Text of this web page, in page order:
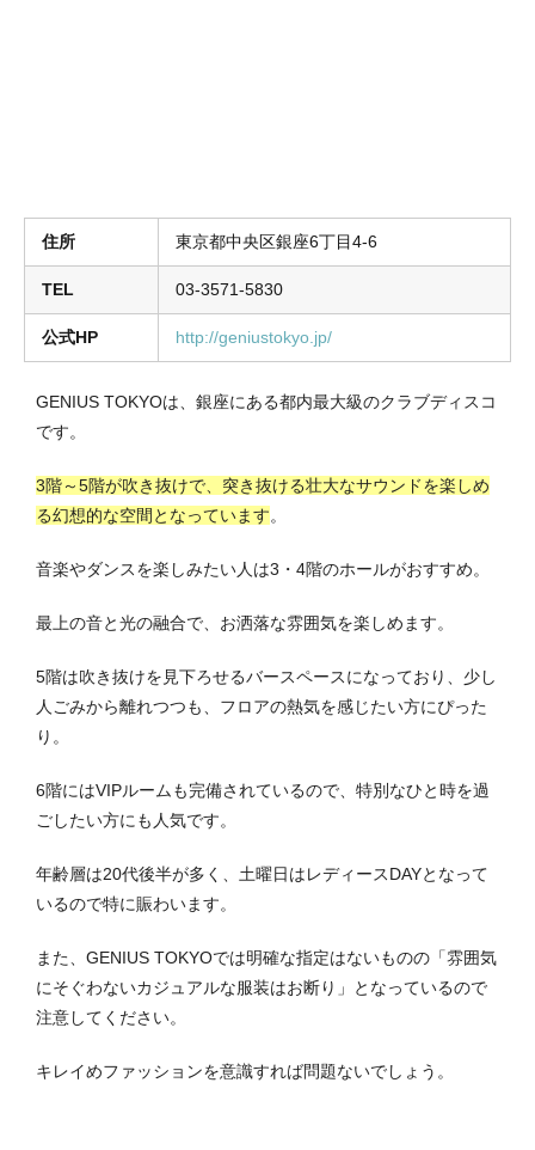
住所 東京都中央区銀座6丁目4-6
TEL 03-3571-5830
公式HP http://geniustokyo.jp/
GENIUS TOKYOは、銀座にある都内最大級のクラブディスコ
です。
3階～5階が吹き抜けで、突き抜ける壮大なサウンドを楽しめ
る幻想的な空間となっています。
音楽やダンスを楽しみたい人は3・4階のホールがおすすめ。
最上の音と光の融合で、お洒落な雰囲気を楽しめます。
5階は吹き抜けを見下ろせるバースペースになっており、少し
人ごみから離れつつも、フロアの熱気を感じたい方にぴった
り。
6階にはVIPルームも完備されているので、特別なひと時を過
ごしたい方にも人気です。
年齢層は20代後半が多く、土曜日はレディースDAYとなって
いるので特に賑わいます。
また、GENIUS TOKYOでは明確な指定はないものの「雰囲気
にそぐわないカジュアルな服装はお断り」となっているので
注意してください。
キレイめファッションを意識すれば問題ないでしょう。